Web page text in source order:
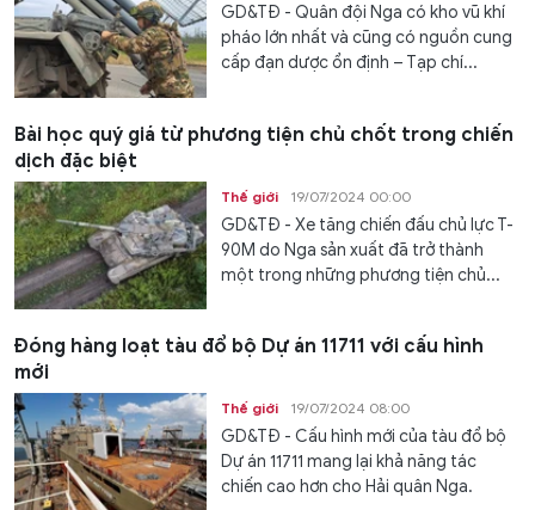
GD&TĐ - Quân đội Nga có kho vũ khí
pháo lớn nhất và cũng có nguồn cung
cấp đạn dược ổn định – Tạp chí...
Bài học quý giá từ phương tiện chủ chốt trong chiến
dịch đặc biệt
Thế giới 19/07/2024 00:00
GD&TĐ - Xe tăng chiến đấu chủ lực T-
90M do Nga sản xuất đã trở thành
một trong những phương tiện chủ...
Đóng hàng loạt tàu đổ bộ Dự án 11711 với cấu hình
mới
Thế giới 19/07/2024 08:00
GD&TĐ - Cấu hình mới của tàu đổ bộ
Dự án 11711 mang lại khả năng tác
chiến cao hơn cho Hải quân Nga.